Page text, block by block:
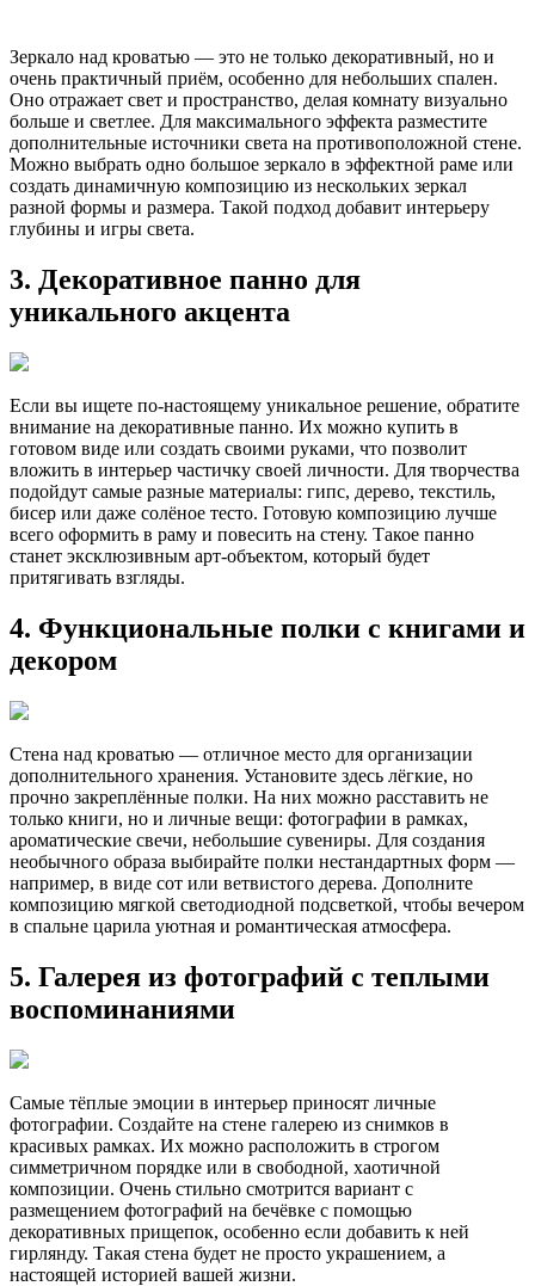
Зеркало над кроватью — это не только декоративный, но и
очень практичный приём, особенно для небольших спален.
Оно отражает свет и пространство, делая комнату визуально
больше и светлее. Для максимального эффекта разместите
дополнительные источники света на противоположной стене.
Можно выбрать одно большое зеркало в эффектной раме или
создать динамичную композицию из нескольких зеркал
разной формы и размера. Такой подход добавит интерьеру
глубины и игры света.
3. Декоративное панно для
уникального акцента
Если вы ищете по-настоящему уникальное решение, обратите
внимание на декоративные панно. Их можно купить в
готовом виде или создать своими руками, что позволит
вложить в интерьер частичку своей личности. Для творчества
подойдут самые разные материалы: гипс, дерево, текстиль,
бисер или даже солёное тесто. Готовую композицию лучше
всего оформить в раму и повесить на стену. Такое панно
станет эксклюзивным арт-объектом, который будет
притягивать взгляды.
4. Функциональные полки с книгами и
декором
Стена над кроватью — отличное место для организации
дополнительного хранения. Установите здесь лёгкие, но
прочно закреплённые полки. На них можно расставить не
только книги, но и личные вещи: фотографии в рамках,
ароматические свечи, небольшие сувениры. Для создания
необычного образа выбирайте полки нестандартных форм —
например, в виде сот или ветвистого дерева. Дополните
композицию мягкой светодиодной подсветкой, чтобы вечером
в спальне царила уютная и романтическая атмосфера.
5. Галерея из фотографий с теплыми
воспоминаниями
Самые тёплые эмоции в интерьер приносят личные
фотографии. Создайте на стене галерею из снимков в
красивых рамках. Их можно расположить в строгом
симметричном порядке или в свободной, хаотичной
композиции. Очень стильно смотрится вариант с
размещением фотографий на бечёвке с помощью
декоративных прищепок, особенно если добавить к ней
гирлянду. Такая стена будет не просто украшением, а
настоящей историей вашей жизни.